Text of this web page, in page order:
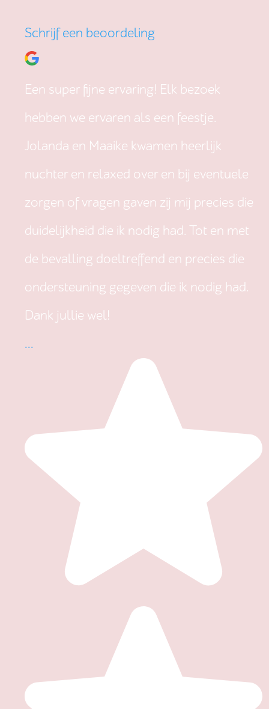
Schrijf een beoordeling
Een super fijne ervaring! Elk bezoek
hebben we ervaren als een feestje.
Jolanda en Maaike kwamen heerlijk
nuchter en relaxed over en bij eventuele
zorgen of vragen gaven zij mij precies die
duidelijkheid die ik nodig had. Tot en met
de bevalling doeltreffend en precies die
ondersteuning gegeven die ik nodig had.
Dank jullie wel!
...